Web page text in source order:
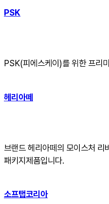
PSK
PSK(피에스케이)를 위한 프리
헤리아떼
브랜드 헤리아떼의 모이스처
패키지제품입니다.
소프탭코리아